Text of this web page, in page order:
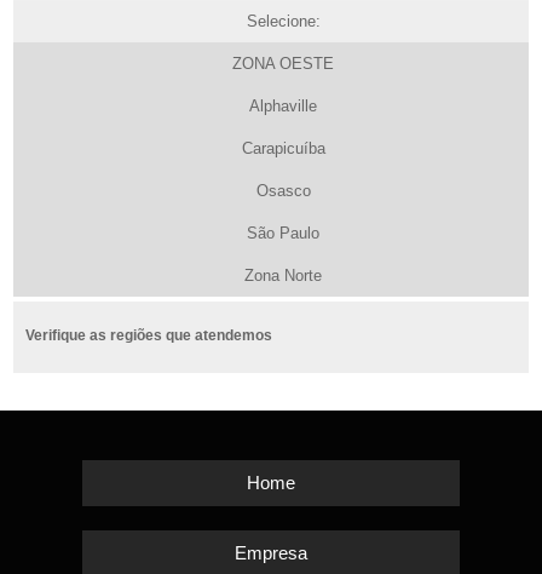
Selecione:
ZONA OESTE
Alphaville
Carapicuíba
Osasco
São Paulo
Zona Norte
Verifique as regiões que atendemos
Home
Empresa